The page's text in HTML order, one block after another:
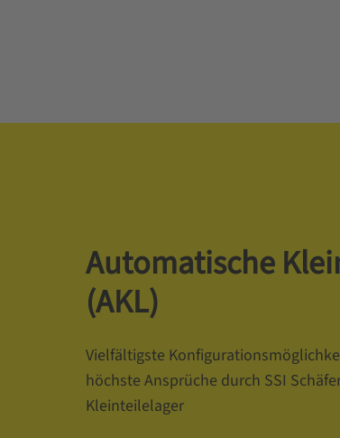
Automatische
(AKL)
Vielfältigste
höchste Ansprüche durch SSI
Kleinteilelager